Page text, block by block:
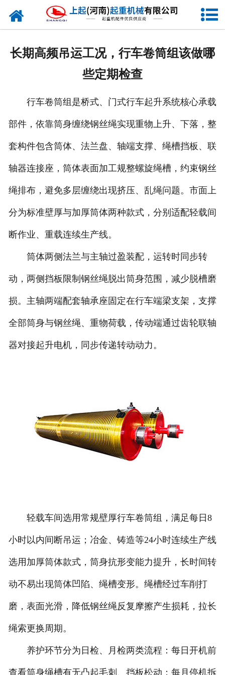
网站首页
资质证书
合作客户
联系我们
长期高频吊运工况，行车卷筒组该做哪
些定期检查
行车卷筒组是桥式、门式行车起升系统核心承载
部件，依靠筒身缠绕钢丝绳实现重物上升、下落，整
套构件包含筒体、法兰盘、轴端支撑、绳槽挡板、联
轴器连接座，筒体表面加工规整螺旋绳槽，约束钢丝
绳排布，避免多层缠绕出现挤压、乱绳问题。市面上
分为标准壁厚与加厚筒体两种款式，分别适配轻载间
断作业、重载连续生产线。
筒体两侧法兰与主轴过盈装配，运转时同步转
动，两侧挡板限制钢丝绳脱出筒身范围，减少脱槽磨
损。主轴两端配套轴承座固定在行车端梁支架，支撑
全部筒身与钢丝绳、重物荷载，传动端通过齿轮联轴
器对接起升电机，同步传递转动动力。
轻载车间选用常规壁厚行车卷筒组，满足每日8
小时以内间断吊运；冶金、铸造等24小时连续生产线
选用加厚筒体款式，筒身抗形变能力提升，长时间转
动不易出现筒体凹陷、绳槽变形。绳槽经过车削打
磨，表面光滑，降低钢丝绳反复摩擦产生损耗，拉长
绳索更换周期。
养护环节分为日检、月检两类流程：每日开机前
查看筒身绳槽有无凸起毛刺、挡板松动；每月停机拆